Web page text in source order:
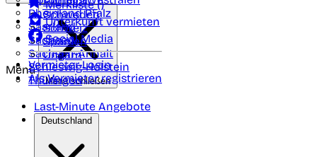
Rheinland Pfalz
Saarland
Sachsen
Sachsen-Anhalt
Schleswig-Holstein
Thüringen
Schweden
Schweiz
Spanien
Ungarn
Merkliste ()
Unterkunft vermieten
Social Media
Vermieter-Login
Als Vermieter registrieren
Menü
Menü schließen
Last-Minute Angebote
Deutschland